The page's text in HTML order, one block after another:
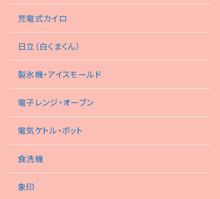
充電式カイロ
日立（白くまくん）
製氷機・アイスモールド
電子レンジ・オーブン
電気ケトル・ポット
食洗機
象印